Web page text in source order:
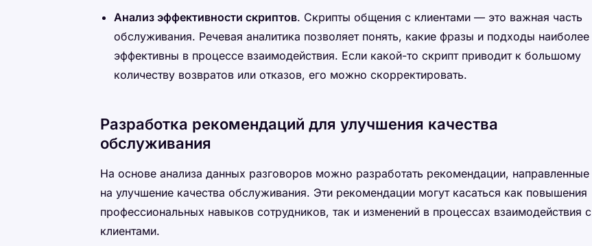
Анализ эффективности скриптов. Скрипты общения с клиентами — это важная часть
обслуживания. Речевая аналитика позволяет понять, какие фразы и подходы наиболее
эффективны в процессе взаимодействия. Если какой-то скрипт приводит к большому
количеству возвратов или отказов, его можно скорректировать.
Разработка рекомендаций для улучшения качества
обслуживания
На основе анализа данных разговоров можно разработать рекомендации, направленные
на улучшение качества обслуживания. Эти рекомендации могут касаться как повышения
профессиональных навыков сотрудников, так и изменений в процессах взаимодействия с
клиентами.